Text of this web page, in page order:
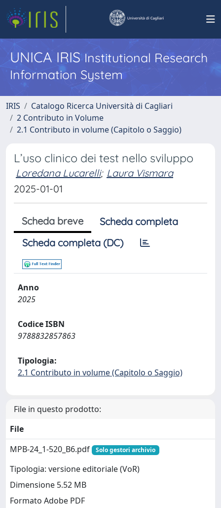
UNICA IRISInstitutional Research
Information System
IRIS
Catalogo Ricerca Università di Cagliari
2 Contributo in Volume
2.1 Contributo in volume (Capitolo o Saggio)
L’uso clinico dei test nello sviluppo
Loredana Lucarelli; Laura Vismara
2025-01-01
Scheda breve
Scheda completa
Scheda completa (DC)
Anno
2025
Codice ISBN
9788832857863
Tipologia:
2.1 Contributo in volume (Capitolo o Saggio)
File in questo prodotto:
File
MPB-24_1-520_B6.pdf
Solo gestori archivio
Tipologia: versione editoriale (VoR)
Dimensione 5.52 MB
Formato Adobe PDF